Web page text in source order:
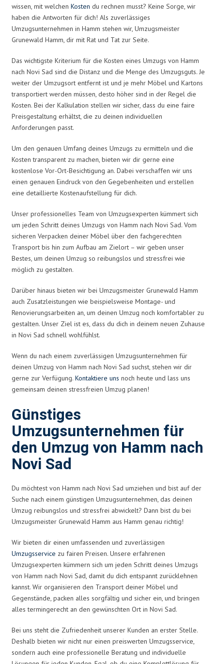
wissen, mit welchen Kosten du rechnen musst? Keine Sorge, wir
haben die Antworten für dich! Als zuverlässiges
Umzugsunternehmen in Hamm stehen wir, Umzugsmeister
Grunewald Hamm, dir mit Rat und Tat zur Seite.
Das wichtigste Kriterium für die Kosten eines Umzugs von Hamm
nach Novi Sad sind die Distanz und die Menge des Umzugsguts. Je
weiter der Umzugsort entfernt ist und je mehr Möbel und Kartons
transportiert werden müssen, desto höher sind in der Regel die
Kosten. Bei der Kalkulation stellen wir sicher, dass du eine faire
Preisgestaltung erhältst, die zu deinen individuellen
Anforderungen passt.
Um den genauen Umfang deines Umzugs zu ermitteln und die
Kosten transparent zu machen, bieten wir dir gerne eine
kostenlose Vor-Ort-Besichtigung an. Dabei verschaffen wir uns
einen genauen Eindruck von den Gegebenheiten und erstellen
eine detaillierte Kostenaufstellung für dich.
Unser professionelles Team von Umzugsexperten kümmert sich
um jeden Schritt deines Umzugs von Hamm nach Novi Sad. Vom
sicheren Verpacken deiner Möbel über den fachgerechten
Transport bis hin zum Aufbau am Zielort – wir geben unser
Bestes, um deinen Umzug so reibungslos und stressfrei wie
möglich zu gestalten.
Darüber hinaus bieten wir bei Umzugsmeister Grunewald Hamm
auch Zusatzleistungen wie beispielsweise Montage- und
Renovierungsarbeiten an, um deinen Umzug noch komfortabler zu
gestalten. Unser Ziel ist es, dass du dich in deinem neuen Zuhause
in Novi Sad schnell wohlfühlst.
Wenn du nach einem zuverlässigen Umzugsunternehmen für
deinen Umzug von Hamm nach Novi Sad suchst, stehen wir dir
gerne zur Verfügung. Kontaktiere uns noch heute und lass uns
gemeinsam deinen stressfreien Umzug planen!
Günstiges
Umzugsunternehmen für
den Umzug von Hamm nach
Novi Sad
Du möchtest von Hamm nach Novi Sad umziehen und bist auf der
Suche nach einem günstigen Umzugsunternehmen, das deinen
Umzug reibungslos und stressfrei abwickelt? Dann bist du bei
Umzugsmeister Grunewald Hamm aus Hamm genau richtig!
Wir bieten dir einen umfassenden und zuverlässigen
Umzugsservice zu fairen Preisen. Unsere erfahrenen
Umzugsexperten kümmern sich um jeden Schritt deines Umzugs
von Hamm nach Novi Sad, damit du dich entspannt zurücklehnen
kannst. Wir organisieren den Transport deiner Möbel und
Gegenstände, packen alles sorgfältig und sicher ein, und bringen
alles termingerecht an den gewünschten Ort in Novi Sad.
Bei uns steht die Zufriedenheit unserer Kunden an erster Stelle.
Deshalb bieten wir nicht nur einen preiswerten Umzugsservice,
sondern auch eine professionelle Beratung und individuelle